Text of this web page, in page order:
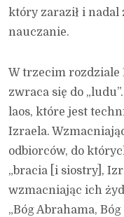
który zaraził i
nauczanie.
W trzecim rozdziale
zwraca się do
laos, które jest
Izraela.
odbiorców, do
„bracia [i siostry],
wzmacniając ich
„Bóg Abrahama,